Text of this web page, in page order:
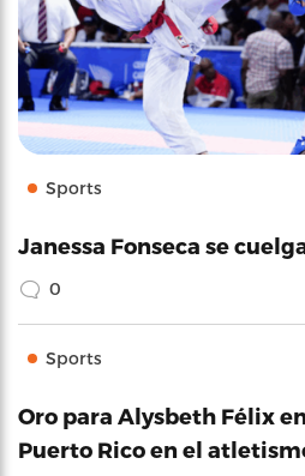
Sports
Janessa Fonseca se
0
Sports
Oro para Alysbeth Félix
Puerto Rico en el